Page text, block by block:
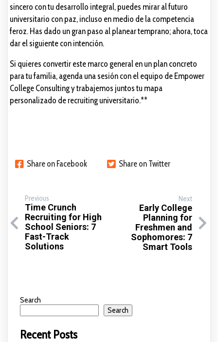
sincero con tu desarrollo integral, puedes mirar al futuro
universitario con paz, incluso en medio de la competencia
feroz. Has dado un gran paso al planear temprano; ahora, toca
dar el siguiente con intención.
Si quieres convertir este marco general en un plan concreto
para tu familia, agenda una sesión con el equipo de Empower
College Consulting y trabajemos juntos tu mapa
personalizado de recruiting universitario.**
Share on Facebook Share on Twitter
Previous
Time Crunch
Recruiting for High
School Seniors: 7
Fast-Track
Solutions
Next
Early College
Planning for
Freshmen and
Sophomores: 7
Smart Tools
Search
Search
Recent Posts